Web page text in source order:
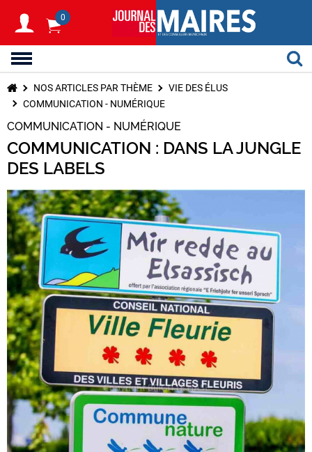
0
NOS ARTICLES PAR THÈME
VIE DES ÉLUS
COMMUNICATION - NUMÉRIQUE
COMMUNICATION - NUMÉRIQUE
COMMUNICATION : DANS LA JUNGLE
DES LABELS